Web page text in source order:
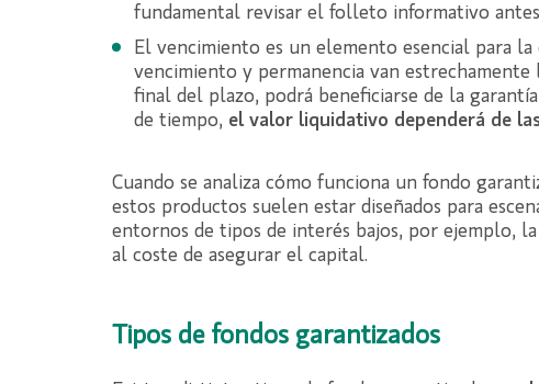
fundamental revisar el folleto informativo
El vencimiento es un elemento esencial para
vencimiento y permanencia van
final del plazo, podrá beneficiarse de la
de tiempo, el valor liquidativo dependerá de
Cuando se analiza cómo funciona un fondo
estos productos suelen estar diseñados para
entornos de tipos de interés bajos, por ejemplo,
al coste de asegurar el capital.
Tipos de fondos garantizados